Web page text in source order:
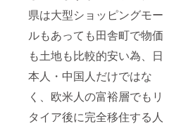
県は大型ショッピングモー
ルもあっても田舎町で物価
も土地も比較的安い為、日
本人・中国人だけではな
く、欧米人の富裕層でもリ
タイア後に完全移住する人